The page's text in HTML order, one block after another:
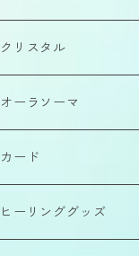
クリスタル
原石
磨きもの
カボション
オーラソーマ
イクイリブリアムボトル
ポマンダー
カード
ヒーリンググッズ